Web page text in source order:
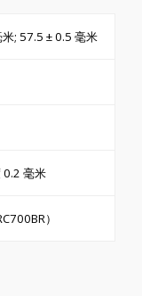
; 57.5 ± 0.5 毫米
0.2 毫米
）